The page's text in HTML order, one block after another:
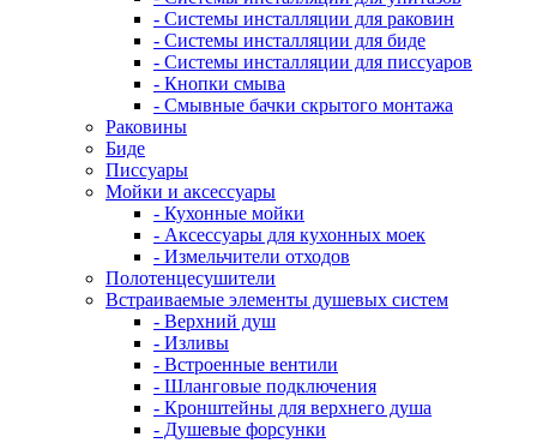
- Системы инсталляции для раковин
- Системы инсталляции для биде
- Системы инсталляции для писсуаров
- Кнопки смыва
- Смывные бачки скрытого монтажа
Раковины
Биде
Писсуары
Мойки и аксессуары
- Кухонные мойки
- Аксессуары для кухонных моек
- Измельчители отходов
Полотенцесушители
Встраиваемые элементы душевых систем
- Верхний душ
- Изливы
- Встроенные вентили
- Шланговые подключения
- Кронштейны для верхнего душа
- Душевые форсунки